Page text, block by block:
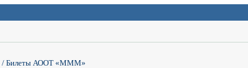
Билеты АООТ «MMM»